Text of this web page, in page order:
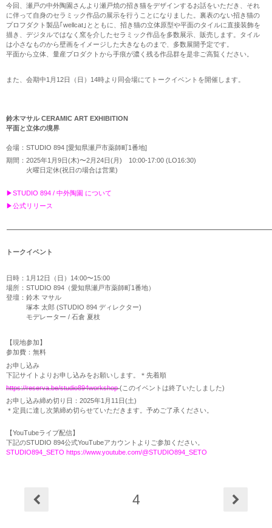
今回、瀬戸の中外陶園さんより瀬戸焼の招き猫をデザインするお話をいただき、それ
に伴って自身のセラミック作品の展示を行うことになりました。裏表のない招き猫の
プロフダクト製品｢wellcat｣とともに、招き猫の立体原型や平面のタイルに直接装飾を
描き、デジタルではなく窯を介したセラミック作品を多数展示、販売します。タイル
は小さなものから壁画をイメージした大きなものまで、多数展開予定です。
平面から立体、量産プロダクトから手痕が濃く残る作品群を是非ご高覧ください。
また、会期中1月12日（日） 14時より同会場にてトークイベントを開催します。
鈴木マサル CERAMIC ART EXHIBITION
平面と立体の境界
会場：STUDIO 894 [愛知県瀬戸市薬師町1番地]
期間：2025年1月9日(木)〜2月24日(月) 10:00-17:00 (LO16:30)
火曜日定休(祝日の場合は営業)
▶︎STUDIO 894 / 中外陶園 について
▶︎公式リリース
トークイベント
日時：1月12日（日） 14:00〜15:00
場所：STUDIO 894（愛知県瀬戸市薬師町1番地）
登壇：鈴木 マサル
塚本 太郎 (STUDIO 894 ディレクター)
モデレーター / 石倉 夏枝
【現地参加】
参加費：無料
お申し込み
下記サイトよりお申し込みをお願いします。＊先着順
https://reserva.be/studio894workshop(このイベントは終了いたしました)
お申し込み締め切り日：2025年1月11日(土)
＊定員に達し次第締め切らせていただきます。予めご了承ください。
【YouTubeライブ配信】
下記のSTUDIO 894公式YouTubeアカウントよりご参加ください。
STUDIO894_SETO https://www.youtube.com/@STUDIO894_SETO
4